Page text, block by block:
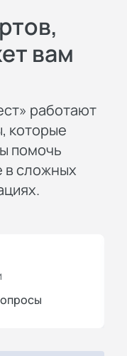
вам
работают
которые
помочь
в сложных